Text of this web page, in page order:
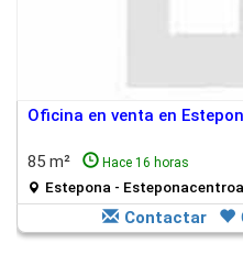
Oficina en venta en
85 m² Hace 16 horas
Estepona -
Contactar